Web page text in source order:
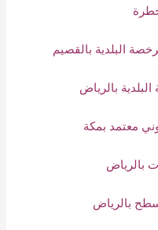
البلدية بالقصيم
بالرياض
معتمد بمكة
بالرياض
بالرياض